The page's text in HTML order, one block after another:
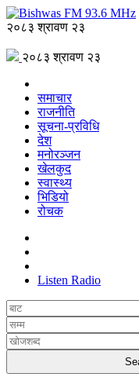
२०८३ श्रावण २३
२०८३ श्रावण २३
समाचार
राजनीति
सूचना-प्रविधि
देश
मनोरञ्जन
खेलकुद
स्वास्थ्य
भिडियो
रोचक
Listen Radio